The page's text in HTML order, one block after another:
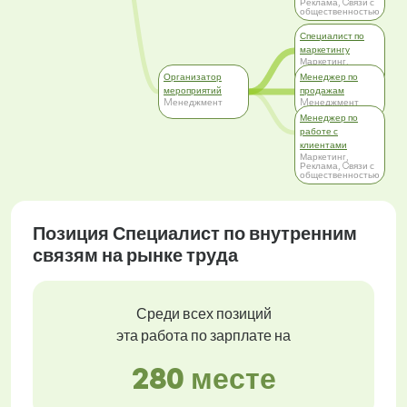
Организатор
мероприятий
Mенеджмент
общественностью
Специалист по
маркетингу
Маркетинг,
Реклама, Cвязи с
общественностью
Менеджер по
продажам
Mенеджмент
Менеджер по
работе с
клиентами
Маркетинг,
Реклама, Cвязи с
общественностью
Позиция Специалист по внутренним
связям на рынке труда
Среди всех позиций
эта работа по зарплате на
280 месте